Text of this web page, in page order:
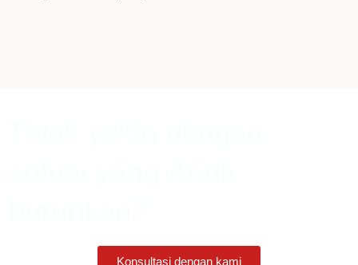
Konsultasi dengan kami